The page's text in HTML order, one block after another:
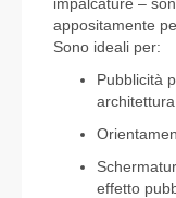
appositamente
Sono ideali per:
Pubblicità
architettura
effetto